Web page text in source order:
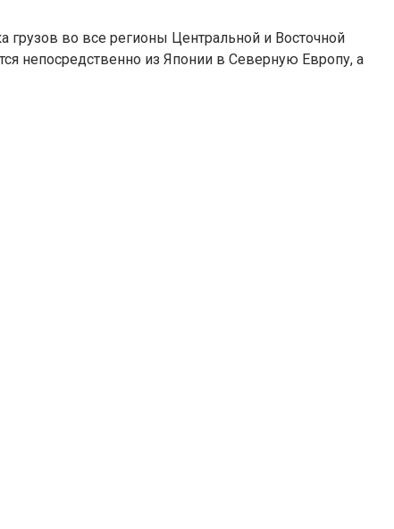
грузов во все регионы Центральной и Восточной
непосредственно из Японии в Северную Европу, а